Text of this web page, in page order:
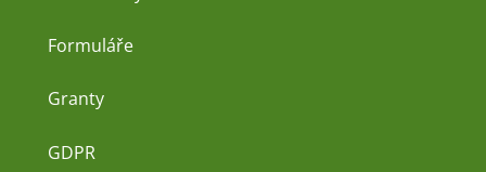
Formuláře
Granty
GDPR